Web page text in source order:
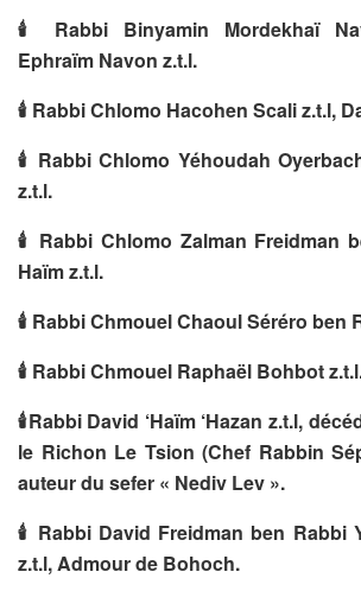
🕯
Rabbi Binyamin Mordekhaï
Ephraïm Navon z.t.l.
🕯 Rabbi Chlomo Hacohen Scali z.t.l,
🕯 Rabbi Chlomo Yéhoudah
z.t.l.
🕯 Rabbi Chlomo Zalman Freidman
Haïm z.t.l.
🕯 Rabbi Chmouel Chaoul Séréro ben
🕯 Rabbi Chmouel Raphaël Bohbot
🕯Rabbi David ‘Haïm ‘Hazan z.t.l,
le Richon Le Tsion (Chef Rabbin
auteur du sefer « Nediv Lev ».
🕯 Rabbi David Freidman ben Rabbi
z.t.l, Admour de Bohoch.